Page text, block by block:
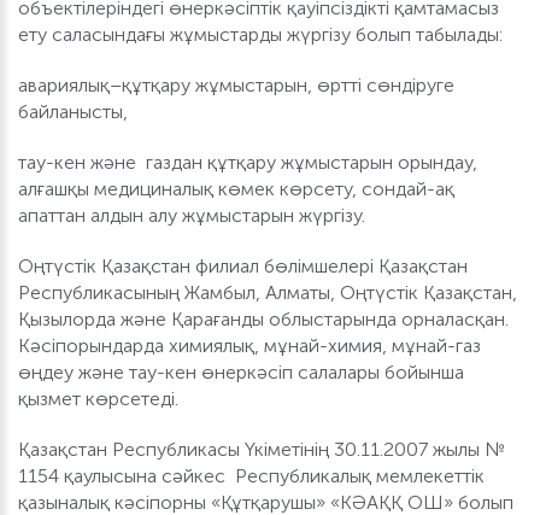
объектілеріндегі өнеркәсіптік қауіпсіздікті қамтамасыз
ету саласындағы жұмыстарды жүргізу болып табылады:
авариялық–құтқару жұмыстарын, өртті сөндіруге
байланысты,
тау-кен және газдан құтқару жұмыстарын орындау,
алғашқы медициналық көмек көрсету, сондай-ақ
апаттан алдын алу жұмыстарын жүргізу.
Оңтүстік Қазақстан филиал бөлімшелері Қазақстан
Республикасының Жамбыл, Алматы, Оңтүстік Қазақстан,
Қызылорда және Қарағанды облыстарында орналасқан.
Кәсіпорындарда химиялық, мұнай-химия, мұнай-газ
өңдеу және тау-кен өнеркәсіп салалары бойынша
қызмет көрсетеді.
Қазақстан Республикасы Үкіметінің 30.11.2007 жылы №
1154 қаулысына сәйкес Республикалық мемлекеттік
қазыналық кәсіпорны «Құтқарушы» «КӘАҚҚ ОШ» болып